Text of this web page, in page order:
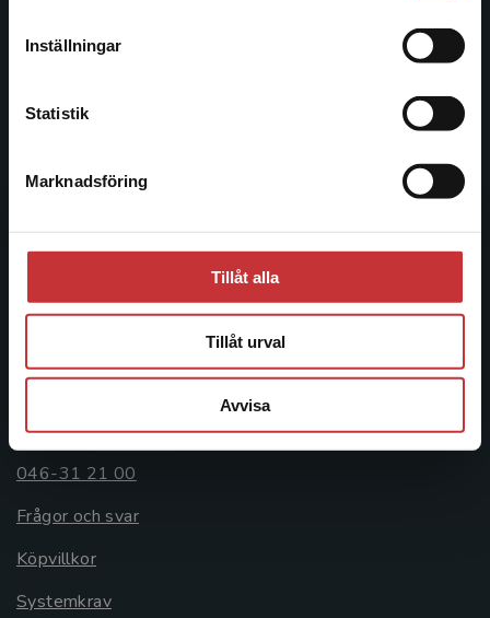
Inställningar
Statistik
Marknadsföring
Tillåt alla
Tillåt urval
Avvisa
Kontakta oss
046-31 20 00
Box 141
Åkergränden 1
226 60 Lund
Kundservice
Kontakta kundservice
046-31 21 00
Frågor och svar
Köpvillkor
Systemkrav